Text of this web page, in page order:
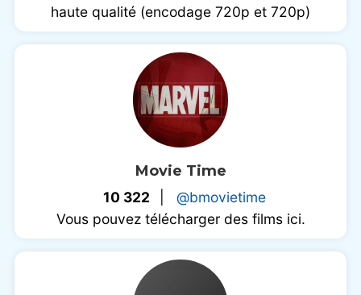
haute qualité (encodage 720p et 720p)
Movie Time
10 322
@bmovietime
Vous pouvez télécharger des films ici.